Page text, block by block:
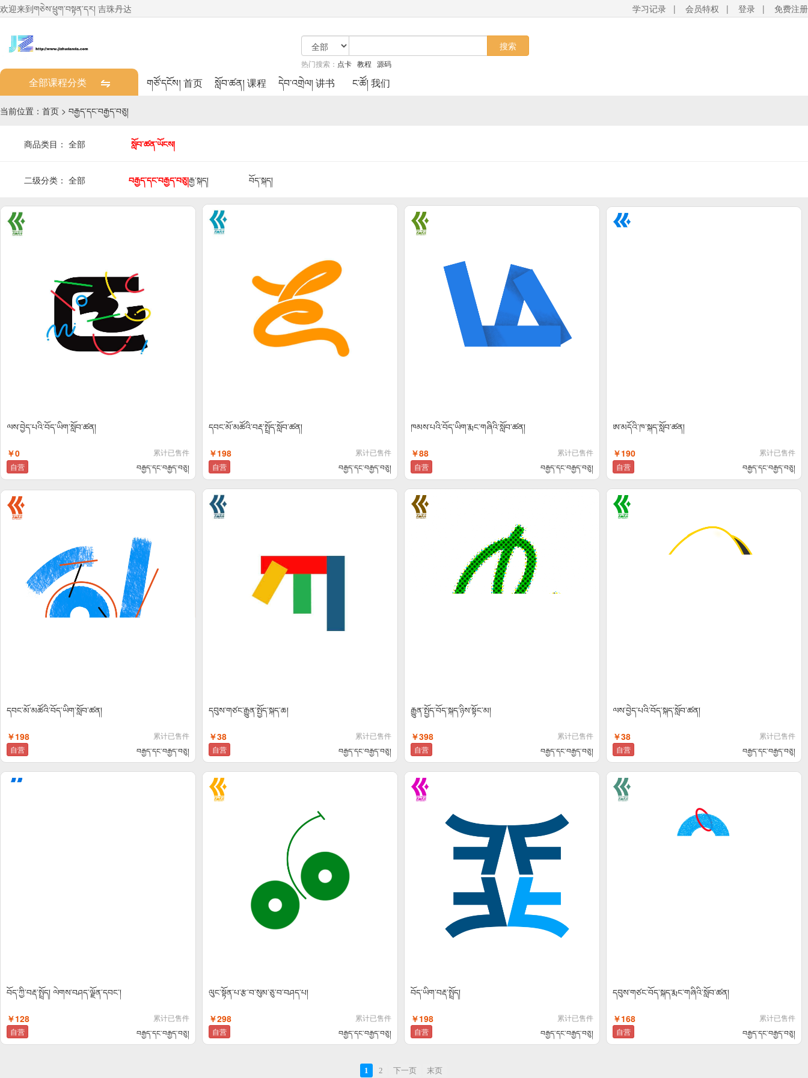
欢迎来到གཅེས་ཕྲུག་བསྟན་དར། 吉珠丹达 学习记录 | 会员特权 | 登录 | 免费注册
搜索
热门搜索： 点卡 教程 源码
全部课程分类 གཙོ་དངོས། 首页 སློབ་ཚན། 课程 དེབ་འགྲེལ། 讲书 ང་ཚོ། 我们
当前位置： 首页 > བརྒྱད་དང་བརྒྱད་བཅུ།
商品类目： 全部 སློབ་ཚན་ཡོངས།
二级分类： 全部 བརྒྱད་དང་བརྒྱད་བཅུ།རྒྱ་སྐད། བོད་སྐད།
ལས་བྱེད་པའི་བོད་ཡིག་སློབ་ཚན།
￥0
累计已售件
自营
བརྒྱད་དང་བརྒྱད་བཅུ།
དབང་མོ་མཚོའི་བརྡ་སྤྲོད་སློབ་ཚན།
￥198
累计已售件
自营
བརྒྱད་དང་བརྒྱད་བཅུ།
ཁམས་པའི་བོད་ཡིག་རྨང་གཞིའི་སློབ་ཚན།
￥88
累计已售件
自营
བརྒྱད་དང་བརྒྱད་བཅུ།
ཨ་མདོའི་ཁ་སྐད་སློབ་ཚན།
￥190
累计已售件
自营
བརྒྱད་དང་བརྒྱད་བཅུ།
དབང་མོ་མཚོའི་བོད་ཡིག་སློབ་ཚན།
￥198
累计已售件
自营
བརྒྱད་དང་བརྒྱད་བཅུ།
དབུས་གཙང་རྒྱུན་སྤྱོད་སྐད་ཆ།
￥38
累计已售件
自营
བརྒྱད་དང་བརྒྱད་བཅུ།
རྒྱུན་སྤྱོད་བོད་སྐད་ཉིས་སྟོང་མ།
￥398
累计已售件
自营
བརྒྱད་དང་བརྒྱད་བཅུ།
ལས་བྱེད་པའི་བོད་སྐད་སློབ་ཚན།
￥38
累计已售件
自营
བརྒྱད་དང་བརྒྱད་བཅུ།
བོད་ཀྱི་བརྡ་སྤྲོད། ལེགས་བཤད་ལྗོན་དབང་།
￥128
累计已售件
自营
བརྒྱད་དང་བརྒྱད་བཅུ།
ལུང་སྟོན་པ་རྩ་བ་སུམ་ཅུ་བ་བཤད་པ།
￥298
累计已售件
自营
བརྒྱད་དང་བརྒྱད་བཅུ།
བོད་ཡིག་བརྡ་སྤྲོད།
￥198
累计已售件
自营
བརྒྱད་དང་བརྒྱད་བཅུ།
དབུས་གཙང་བོད་སྐད་རྨང་གཞིའི་སློབ་ཚན།
￥168
累计已售件
自营
བརྒྱད་དང་བརྒྱད་བཅུ།
1 2 下一页 末页